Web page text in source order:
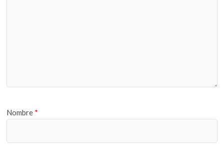
Nombre *